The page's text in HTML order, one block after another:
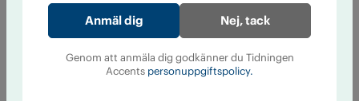
Nej, tack
Genom att anmäla dig godkänner du Tidningen
Accents personuppgiftspolicy.